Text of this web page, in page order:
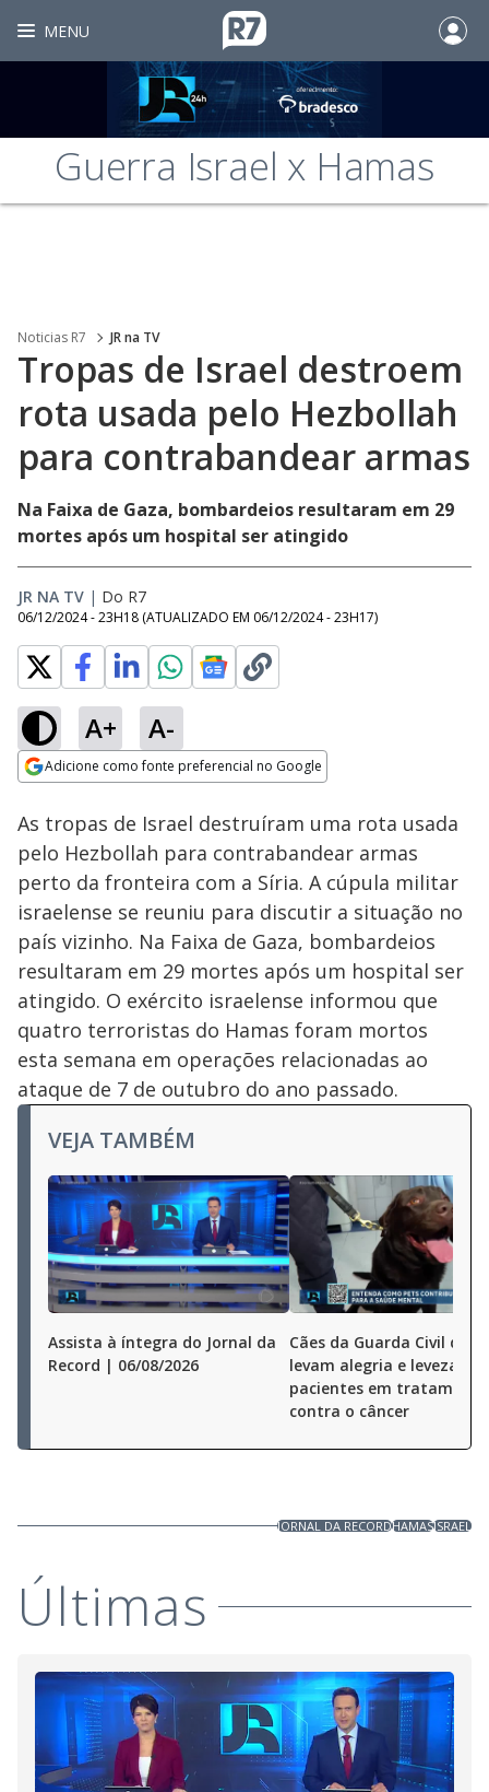
MENU
Guerra Israel x Hamas
Noticias R7 JR na TV
Tropas de Israel destroem
rota usada pelo Hezbollah
para contrabandear armas
Na Faixa de Gaza, bombardeios resultaram em 29
mortes após um hospital ser atingido
JR NA TV | Do R7
06/12/2024 - 23H18 (ATUALIZADO EM 06/12/2024 - 23H17)
A+ A-
Adicione como fonte preferencial no Google
Ativar
76.82%
As tropas de Israel destruíram uma rota usada
pelo Hezbollah para contrabandear armas
perto da fronteira com a Síria. A cúpula militar
israelense se reuniu para discutir a situação no
país vizinho. Na Faixa de Gaza, bombardeios
resultaram em 29 mortes após um hospital ser
atingido. O exército israelense informou que
quatro terroristas do Hamas foram mortos
esta semana em operações relacionadas ao
ataque de 7 de outubro do ano passado.
VEJA TAMBÉM
Assista à íntegra do Jornal da
Record | 06/08/2026
Cães da Guarda Civil de SP
levam alegria e leveza a
pacientes em tratamento
contra o câncer
JORNAL DA RECORDHAMASISRAEL
Últimas